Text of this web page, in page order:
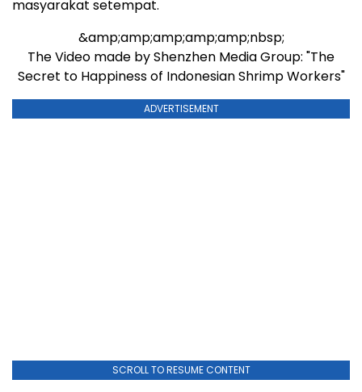
masyarakat setempat.
&amp;amp;amp;amp;amp;nbsp;
The Video made by Shenzhen Media Group: "The
Secret to Happiness of Indonesian Shrimp Workers"
ADVERTISEMENT
SCROLL TO RESUME CONTENT